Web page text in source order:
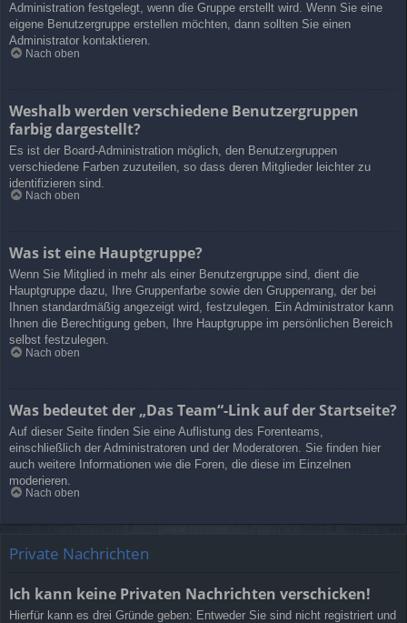
Administration festgelegt, wenn die Gruppe erstellt wird. Wenn Sie eine
eigene Benutzergruppe erstellen möchten, dann sollten Sie einen
Administrator kontaktieren.
Nach oben
Weshalb werden verschiedene Benutzergruppen
farbig dargestellt?
Es ist der Board-Administration möglich, den Benutzergruppen
verschiedene Farben zuzuteilen, so dass deren Mitglieder leichter zu
identifizieren sind.
Nach oben
Was ist eine Hauptgruppe?
Wenn Sie Mitglied in mehr als einer Benutzergruppe sind, dient die
Hauptgruppe dazu, Ihre Gruppenfarbe sowie den Gruppenrang, der bei
Ihnen standardmäßig angezeigt wird, festzulegen. Ein Administrator kann
Ihnen die Berechtigung geben, Ihre Hauptgruppe im persönlichen Bereich
selbst festzulegen.
Nach oben
Was bedeutet der „Das Team“-Link auf der Startseite?
Auf dieser Seite finden Sie eine Auflistung des Forenteams,
einschließlich der Administratoren und der Moderatoren. Sie finden hier
auch weitere Informationen wie die Foren, die diese im Einzelnen
moderieren.
Nach oben
Private Nachrichten
Ich kann keine Privaten Nachrichten verschicken!
Hierfür kann es drei Gründe geben: Entweder Sie sind nicht registriert und